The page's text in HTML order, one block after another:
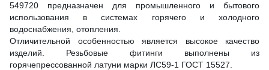
549720 предназначен для промышленного и бытового
использования в системах горячего и холодного
водоснабжения, отопления.
Отличительной особенностью является высокое качество
изделий. Резьбовые фитинги выполнены из
горячепрессованной латуни марки ЛС59-1 ГОСТ 15527.